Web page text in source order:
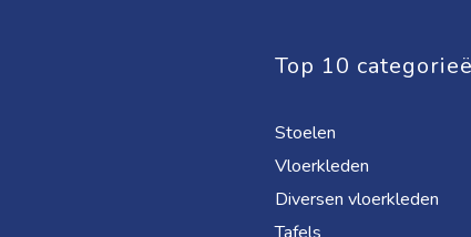
Top 10
Stoelen
Vloerkleden
Diversen vloerkleden